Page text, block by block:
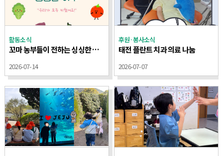
활동소식
꼬마 농부들이 전하는 싱싱한 하루
2026-07-14
후원·봉사소식
태전 플란트 치과 의료 나눔
2026-07-07